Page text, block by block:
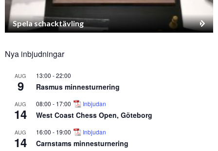
Spela schacktävling
Nya inbjudningar
AUG
9
13:00 -22:00
Rasmus minnesturnering
AUG
14
08:00 - 17:00 Inbjudan
West Coast Chess Open, Göteborg
AUG
14
16:00 - 19:00 Inbjudan
Carnstams minnesturnering